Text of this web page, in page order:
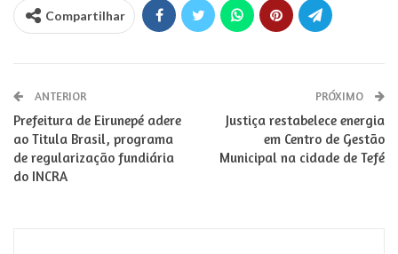
Compartilhar
ANTERIOR
Prefeitura de Eirunepé adere
ao Titula Brasil, programa
de regularização fundiária
do INCRA
PRÓXIMO
Justiça restabelece energia
em Centro de Gestão
Municipal na cidade de Tefé